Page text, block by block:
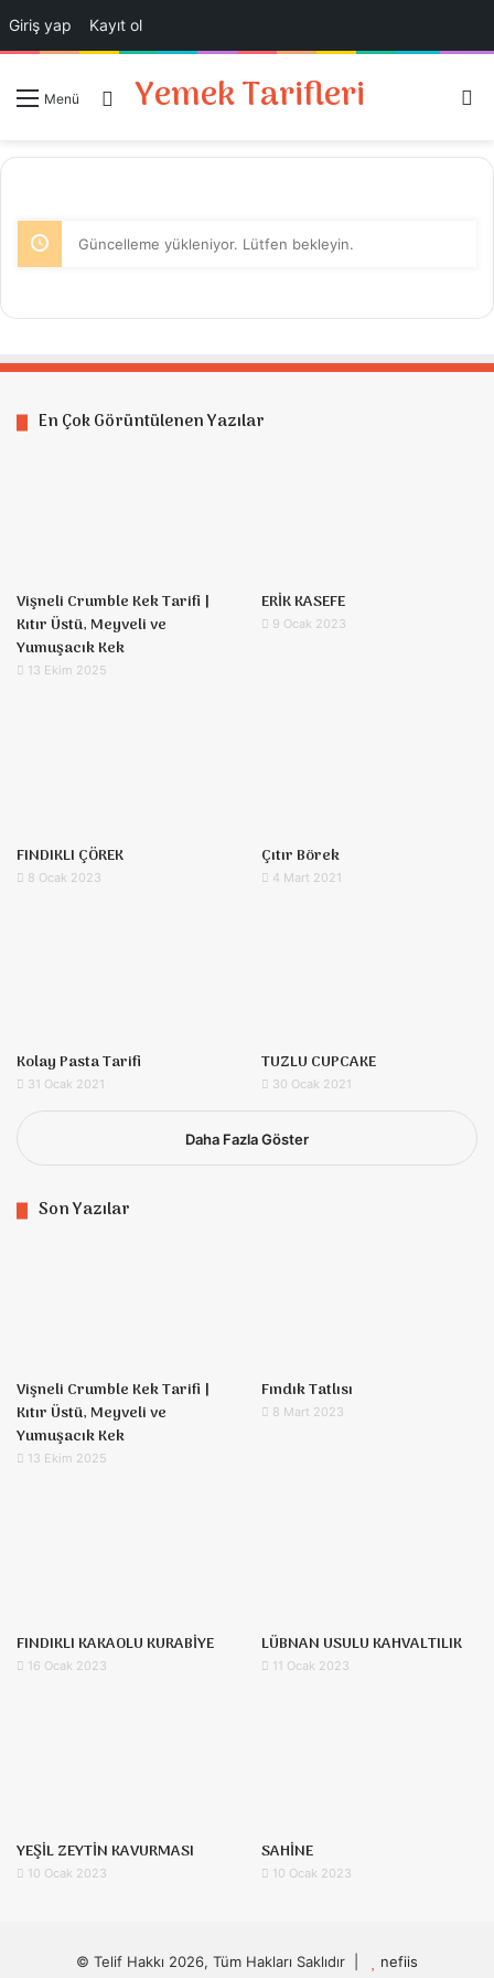
Giriş yap Kayıt ol
Menü Giriş Yap
Yemek Tarifleri
Güncelleme yükleniyor. Lütfen bekleyin.
En Çok Görüntülenen Yazılar
Vişneli Crumble Kek Tarifi |
Kıtır Üstü, Meyveli ve
Yumuşacık Kek
13 Ekim 2025
ERİK KASEFE
9 Ocak 2023
FINDIKLI ÇÖREK
8 Ocak 2023
Çıtır Börek
4 Mart 2021
Kolay Pasta Tarifi
31 Ocak 2021
TUZLU CUPCAKE
30 Ocak 2021
Daha Fazla Göster
Son Yazılar
Vişneli Crumble Kek Tarifi |
Kıtır Üstü, Meyveli ve
Yumuşacık Kek
13 Ekim 2025
Fındık Tatlısı
8 Mart 2023
FINDIKLI KAKAOLU KURABİYE
16 Ocak 2023
LÜBNAN USULU KAHVALTILIK
11 Ocak 2023
YEŞİL ZEYTİN KAVURMASI
10 Ocak 2023
SAHİNE
10 Ocak 2023
© Telif Hakkı 2026, Tüm Hakları Saklıdır | nefiis